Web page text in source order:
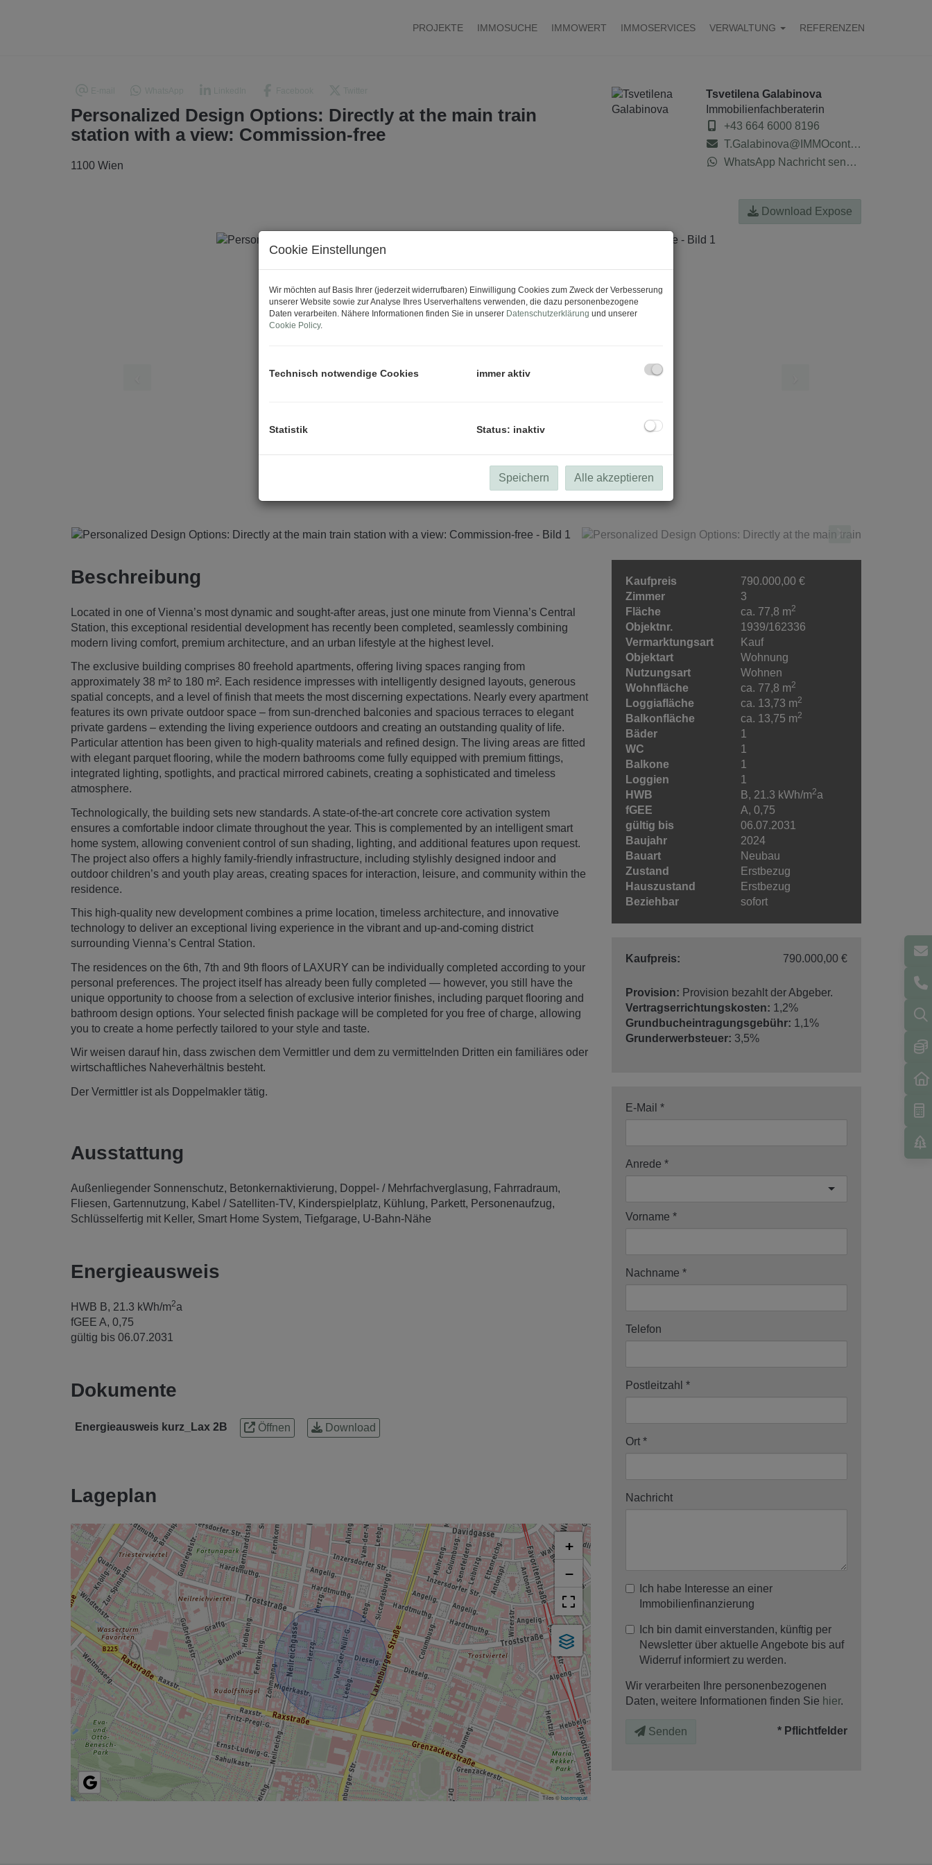
PROJEKTE IMMOSUCHE IMMOWERT IMMOSERVICES VERWALTUNG REFERENZEN
Personalized Design Options: Directly at the main train
station with a view: Commission-free
1100 Wien
Tsvetilena Galabinova
Immobilienfachberaterin
+43 664 6000 8196
T.Galabinova@IMMOcontract.at
WhatsApp Nachricht senden
Download Expose
Beschreibung
Located in one of Vienna’s most dynamic and sought-after areas, just one minute from Vienna’s Central
Station, this exceptional residential development has recently been completed, seamlessly combining
modern living comfort, premium architecture, and an urban lifestyle at the highest level.
The exclusive building comprises 80 freehold apartments, offering living spaces ranging from
approximately 38 m² to 180 m². Each residence impresses with intelligently designed layouts, generous
spatial concepts, and a level of finish that meets the most discerning expectations. Nearly every apartment
features its own private outdoor space – from sun-drenched balconies and spacious terraces to elegant
private gardens – extending the living experience outdoors and creating an outstanding quality of life.
Particular attention has been given to high-quality materials and refined design. The living areas are fitted
with elegant parquet flooring, while the modern bathrooms come fully equipped with premium fittings,
integrated lighting, spotlights, and practical mirrored cabinets, creating a sophisticated and timeless
atmosphere.
Technologically, the building sets new standards. A state-of-the-art concrete core activation system
ensures a comfortable indoor climate throughout the year. This is complemented by an intelligent smart
home system, allowing convenient control of sun shading, lighting, and additional features upon request.
The project also offers a highly family-friendly infrastructure, including stylishly designed indoor and
outdoor children’s and youth play areas, creating spaces for interaction, leisure, and community within the
residence.
This high-quality new development combines a prime location, timeless architecture, and innovative
technology to deliver an exceptional living experience in the vibrant and up-and-coming district
surrounding Vienna’s Central Station.
The residences on the 6th, 7th and 9th floors of LAXURY can be individually completed according to your
personal preferences. The project itself has already been fully completed — however, you still have the
unique opportunity to choose from a selection of exclusive interior finishes, including parquet flooring and
bathroom design options. Your selected finish package will be completed for you free of charge, allowing
you to create a home perfectly tailored to your style and taste.
Wir weisen darauf hin, dass zwischen dem Vermittler und dem zu vermittelnden Dritten ein familiäres oder
wirtschaftliches Naheverhältnis besteht.
Der Vermittler ist als Doppelmakler tätig.
Ausstattung
Außenliegender Sonnenschutz Betonkernaktivierung Doppel- / Mehrfachverglasung
Fahrradraum
Fliesen Gartennutzung Kabel / Satelliten-TV Kinderspielplatz Kühlung Parkett
Personenaufzug
Schlüsselfertig mit Keller Smart Home System Tiefgarage U-Bahn-Nähe
Energieausweis
HWB B, 21.3 kWh/m2a
fGEE A, 0,75
gültig bis 06.07.2031
Dokumente
Energieausweis kurz_Lax 2B Öffnen Download
Lageplan
+
−
Tiles ©basemap.at
Kaufpreis
790.000,00 €
Zimmer
3
Fläche
ca. 77,8 m2
Objektnr.
1939/162336
Vermarktungsart
Kauf
Objektart
Wohnung
Nutzungsart
Wohnen
Wohnfläche
ca. 77,8 m2
Loggiafläche ca. 13,73 m2
Balkonfläche ca. 13,75 m2
Bäder
1
WC
1
Balkone
1
Loggien
1
HWB
B, 21.3 kWh/m2a
fGEE
A, 0,75
gültig bis
06.07.2031
Baujahr
2024
Bauart
Neubau
Zustand
Erstbezug
Hauszustand
Erstbezug
Beziehbar
sofort
Kaufpreis: 790.000,00 €
Provision: Provision bezahlt der Abgeber.
Vertragserrichtungskosten: 1,2%
Grundbucheintragungsgebühr: 1,1%
Grunderwerbsteuer: 3,5%
E-Mail
Anrede
Vorname
Nachname
Telefon
Postleitzahl
Ort
Nachricht
Ich habe Interesse an einer
Immobilienfinanzierung
Ich bin damit einverstanden, künftig per
Newsletter über aktuelle Angebote bis auf
Widerruf informiert zu werden.
Wir verarbeiten Ihre personenbezogenen
Daten, weitere Informationen finden Sie hier.
Senden * Pflichtfelder
Cookie Einstellungen
Wir möchten auf Basis Ihrer (jederzeit widerrufbaren) Einwilligung Cookies zum Zweck der Verbesserung
unserer Website sowie zur Analyse Ihres Userverhaltens verwenden, die dazu personenbezogene
Daten verarbeiten. Nähere Informationen finden Sie in unserer Datenschutzerklärung und unserer
Cookie Policy.
Technisch notwendige Cookies immer aktiv
Statistik Status: inaktiv
Speichern Alle akzeptieren